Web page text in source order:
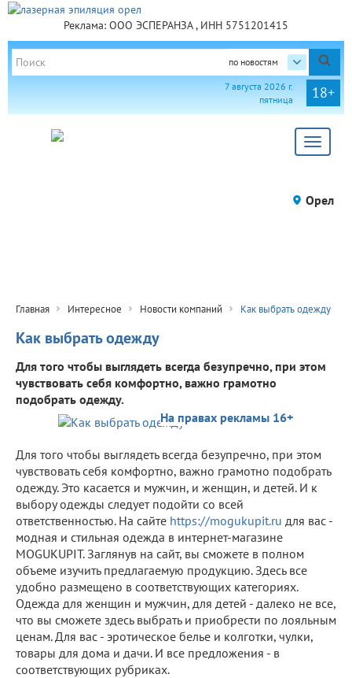
Реклама: ООО ЭСПЕРАНЗА , ИНН 5751201415
по новостям
18+
7 августа 2026 г.
пятница
Toggle
Орел
Главная Интересное Новости компаний Как выбрать одежду
Как выбрать одежду
Для того чтобы выглядеть всегда безупречно, при этом
чувствовать себя комфортно, важно грамотно
подобрать одежду.
На правах рекламы 16+
Для того чтобы выглядеть всегда безупречно, при этом
чувствовать себя комфортно, важно грамотно подобрать
одежду. Это касается и мужчин, и женщин, и детей. И к
выбору одежды следует подойти со всей
ответственностью. На сайте https://mogukupit.ru для вас -
модная и стильная одежда в интернет-магазине
MOGUKUPIT. Заглянув на сайт, вы сможете в полном
объеме изучить предлагаемую продукцию. Здесь все
удобно размещено в соответствующих категориях.
Одежда для женщин и мужчин, для детей - далеко не все,
что вы сможете здесь выбрать и приобрести по лояльным
ценам. Для вас - эротическое белье и колготки, чулки,
товары для дома и дачи. И все предложения - в
соответствующих рубриках.